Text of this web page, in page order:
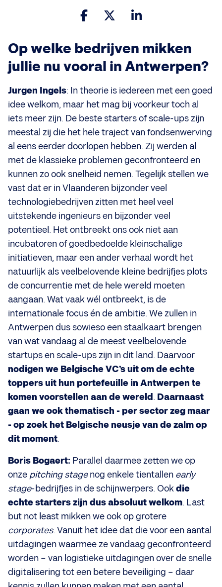
Op welke bedrijven mikken
jullie nu vooral in Antwerpen?
Jurgen Ingels: In theorie is iedereen met een goed
idee welkom, maar het mag bij voorkeur toch al
iets meer zijn. De beste starters of scale-ups zijn
meestal zij die het hele traject van fondsenwerving
al eens eerder doorlopen hebben. Zij werden al
met de klassieke problemen geconfronteerd en
kunnen zo ook snelheid nemen. Tegelijk stellen we
vast dat er in Vlaanderen bijzonder veel
technologiebedrijven zitten met heel veel
uitstekende ingenieurs en bijzonder veel
potentieel. Het ontbreekt ons ook niet aan
incubatoren of goedbedoelde kleinschalige
initiatieven, maar een ander verhaal wordt het
natuurlijk als veelbelovende kleine bedrijfjes plots
de concurrentie met de hele wereld moeten
aangaan. Wat vaak wél ontbreekt, is de
internationale focus én de ambitie. We zullen in
Antwerpen dus sowieso een staalkaart brengen
van wat vandaag al de meest veelbelovende
startups en scale-ups zijn in dit land. Daarvoor
nodigen we Belgische VC’s uit om de echte
toppers uit hun portefeuille in Antwerpen te
komen voorstellen aan de wereld . Daarnaast
gaan we ook thematisch - per sector zeg maar
- op zoek het Belgische neusje van de zalm op
dit moment.
Boris Bogaert: Parallel daarmee zetten we op
onze pitching stagenog enkele tientallen early
stage-bedrijfjes in de schijnwerpers. Ookdie
echte starters zijn dus absoluut welkom. Last
but not least mikken we ook op grotere
corporates. Vanuit het idee dat die voor een aantal
uitdagingen waarmee ze vandaag geconfronteerd
worden – van logistieke uitdagingen over de snelle
digitalisering tot een betere beveiliging – daar